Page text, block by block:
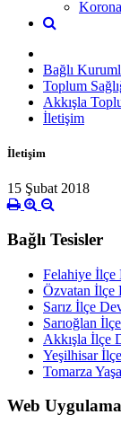
Bağlı
Toplum
Akkışla
İletişim
İletişim
15 Şubat 2018
Bağlı Tesisler
Felahiye İlçe
Özvatan İlçe
Sarız İlçe
Sarıoğlan
Akkışla İlçe
Yeşilhisar
Tomarza
Web